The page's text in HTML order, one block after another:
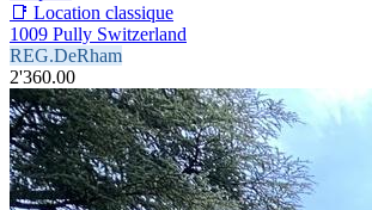
📑 Location classique
1009 Pully Switzerland
REG.DeRham
2'360.00